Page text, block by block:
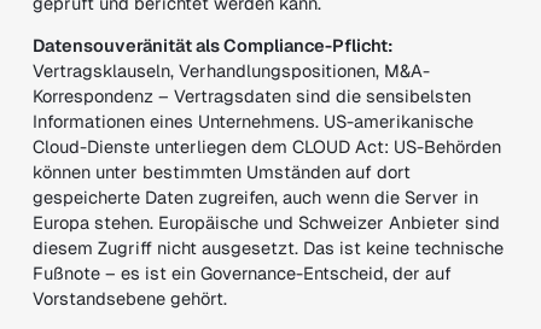
Datensouveränität als Compliance-Pflicht:
Vertragsklauseln, Verhandlungspositionen, M&A-
Korrespondenz – Vertragsdaten sind die sensibelsten
Informationen eines Unternehmens. US-amerikanische
Cloud-Dienste unterliegen dem CLOUD Act: US-Behörden
können unter bestimmten Umständen auf dort
gespeicherte Daten zugreifen, auch wenn die Server in
Europa stehen. Europäische und Schweizer Anbieter sind
diesem Zugriff nicht ausgesetzt. Das ist keine technische
Fußnote – es ist ein Governance-Entscheid, der auf
Vorstandsebene gehört.